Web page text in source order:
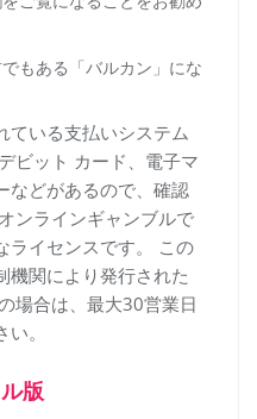
もある「バルカン」にな
ている支払いシステム
ビット カード、電子マ
などがあるので、確認
ンラインギャンブルで
ライセンスです。 この
機関により発行された
場合は、最大30営業日
。
版